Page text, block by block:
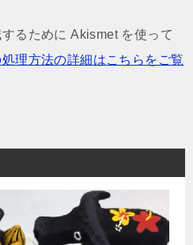
るために Akismet を使って
理方法の詳細はこちらをご覧